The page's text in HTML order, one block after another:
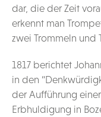
dar, die der Zeit
erkennt man
zwei Trommeln und
1817 berichtet
in den
der Aufführung
Erbhuldigung in